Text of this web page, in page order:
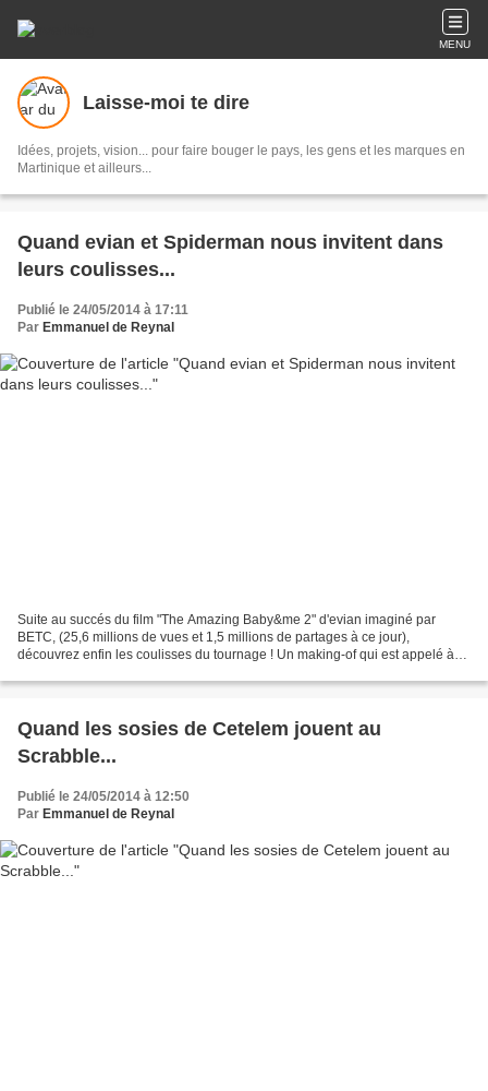
MENU
Laisse-moi te dire
Idées, projets, vision... pour faire bouger le pays, les gens et les marques en
Martinique et ailleurs...
Quand evian et Spiderman nous invitent dans
leurs coulisses...
Publié le 24/05/2014 à 17:11
Par Emmanuel de Reynal
Suite au succés du film "The Amazing Baby&me 2" d'evian imaginé par
BETC, (25,6 millions de vues et 1,5 millions de partages à ce jour),
découvrez enfin les coulisses du tournage ! Un making-of qui est appelé à
Quand les sosies de Cetelem jouent au
Scrabble...
Publié le 24/05/2014 à 12:50
Par Emmanuel de Reynal